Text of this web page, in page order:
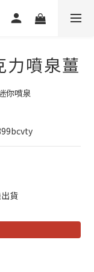
噴泉薑
你噴泉
貨